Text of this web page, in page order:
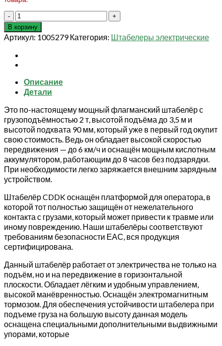
Количество
товара
Штабелер
самоходный
2,0
т
м
XILIN
24/300
В/
Ач
ЭУР
(с
платформой)
В корзину
Артикул: 1005279 Категория: Штабелеры электрические
Описание
Детали
Это по-настоящему мощный флагманский штабелёр с
грузоподъёмностью 2 т, высотой подъёма до 3,5 м и
высотой подхвата 90 мм, который уже в первый год окупит
свою стоимость. Ведь он обладает высокой скоростью
передвижения — до 6 км/ч и оснащён мощным кислотным
аккумулятором, работающим до 8 часов без подзарядки.
При необходимости легко заряжается внешним зарядным
устройством.
Штабелёр CDDK оснащён платформой для оператора, в
которой тот полностью защищён от нежелательного
контакта с грузами, который может привести к травме или
иному повреждению. Наши штабелёры соответствуют
требованиям безопасности ЕАС, вся продукция
сертифицирована.
Данный штабелёр работает от электричества не только на
подъём, но и на передвижение в горизонтальной
плоскости. Обладает лёгким и удобным управлением,
высокой манёвренностью. Оснащён электромагнитным
тормозом. Для обеспечения устойчивости штабелера при
подъеме груза на большую высоту данная модель
оснащена специальными дополнительными выдвижными
упорами, которые